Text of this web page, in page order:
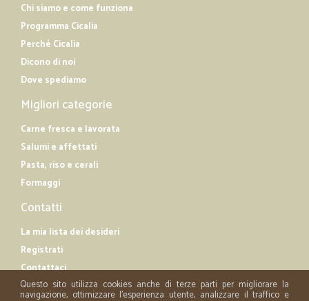
Chi siamo e come funziona
Programma Cicalia
Perché Cicalia
Dicono di noi
Dove spediamo
Migliori categorie
Carne fresca e lavorata
Salumi e affettati
Pasta, riso e cerali
Formaggi
Contatti
La mia lista dei desideri
Registrati
Contattaci
Questo sito utilizza cookies anche di terze parti per migliorare la
navigazione, ottimizzare l'esperienza utente, analizzare il traffico e